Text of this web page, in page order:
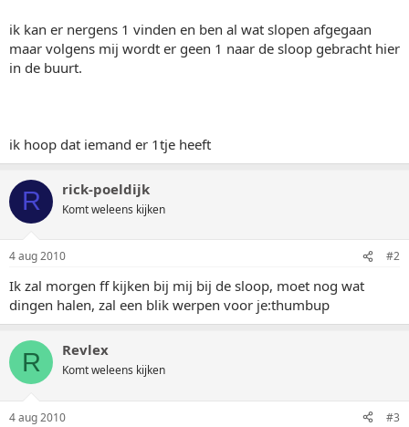
ik kan er nergens 1 vinden en ben al wat slopen afgegaan
maar volgens mij wordt er geen 1 naar de sloop gebracht hier
in de buurt.
ik hoop dat iemand er 1tje heeft
R rick-poeldijk
Komt weleens kijken
4 aug 2010 #2
Ik zal morgen ff kijken bij mij bij de sloop, moet nog wat
dingen halen, zal een blik werpen voor je:thumbup
R Revlex
Komt weleens kijken
4 aug 2010 #3